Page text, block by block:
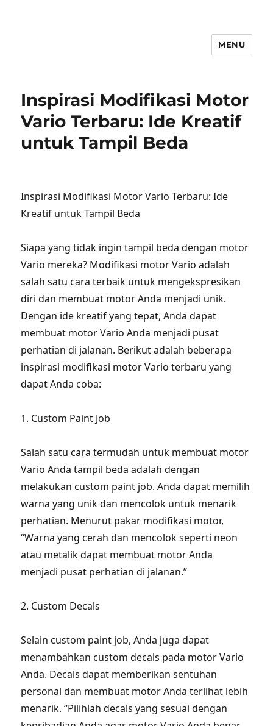
MENU
Inspirasi Modifikasi Motor
Vario Terbaru: Ide Kreatif
untuk Tampil Beda
Inspirasi Modifikasi Motor Vario Terbaru: Ide
Kreatif untuk Tampil Beda
Siapa yang tidak ingin tampil beda dengan motor
Vario mereka? Modifikasi motor Vario adalah
salah satu cara terbaik untuk mengekspresikan
diri dan membuat motor Anda menjadi unik.
Dengan ide kreatif yang tepat, Anda dapat
membuat motor Vario Anda menjadi pusat
perhatian di jalanan. Berikut adalah beberapa
inspirasi modifikasi motor Vario terbaru yang
dapat Anda coba:
1. Custom Paint Job
Salah satu cara termudah untuk membuat motor
Vario Anda tampil beda adalah dengan
melakukan custom paint job. Anda dapat memilih
warna yang unik dan mencolok untuk menarik
perhatian. Menurut pakar modifikasi motor,
“Warna yang cerah dan mencolok seperti neon
atau metalik dapat membuat motor Anda
menjadi pusat perhatian di jalanan.”
2. Custom Decals
Selain custom paint job, Anda juga dapat
menambahkan custom decals pada motor Vario
Anda. Decals dapat memberikan sentuhan
personal dan membuat motor Anda terlihat lebih
menarik. “Pilihlah decals yang sesuai dengan